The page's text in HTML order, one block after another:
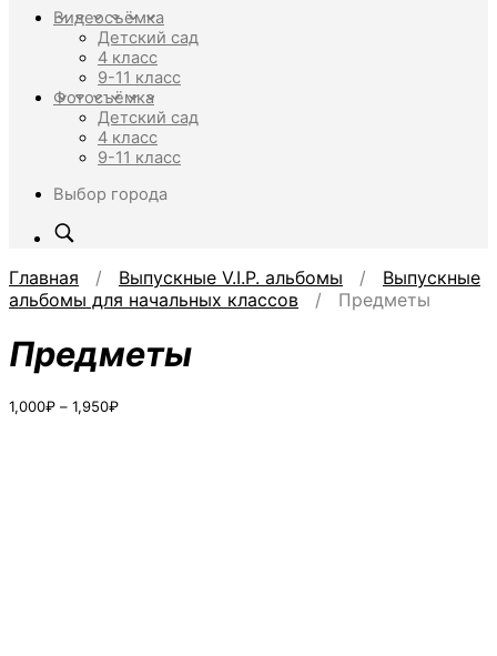
Видеосъёмка
Детский сад
4 класс
9-11 класс
Фотосъёмка
Детский сад
4 класс
9-11 класс
Выбор города
Главная / Выпускные V.I.P. альбомы / Выпускные
альбомы для начальных классов / Предметы
Предметы
1,000₽ – 1,950₽Диапазон